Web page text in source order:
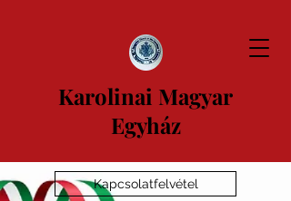
Karolinai Magyar
Egyház
Kapcsolatfelvétel